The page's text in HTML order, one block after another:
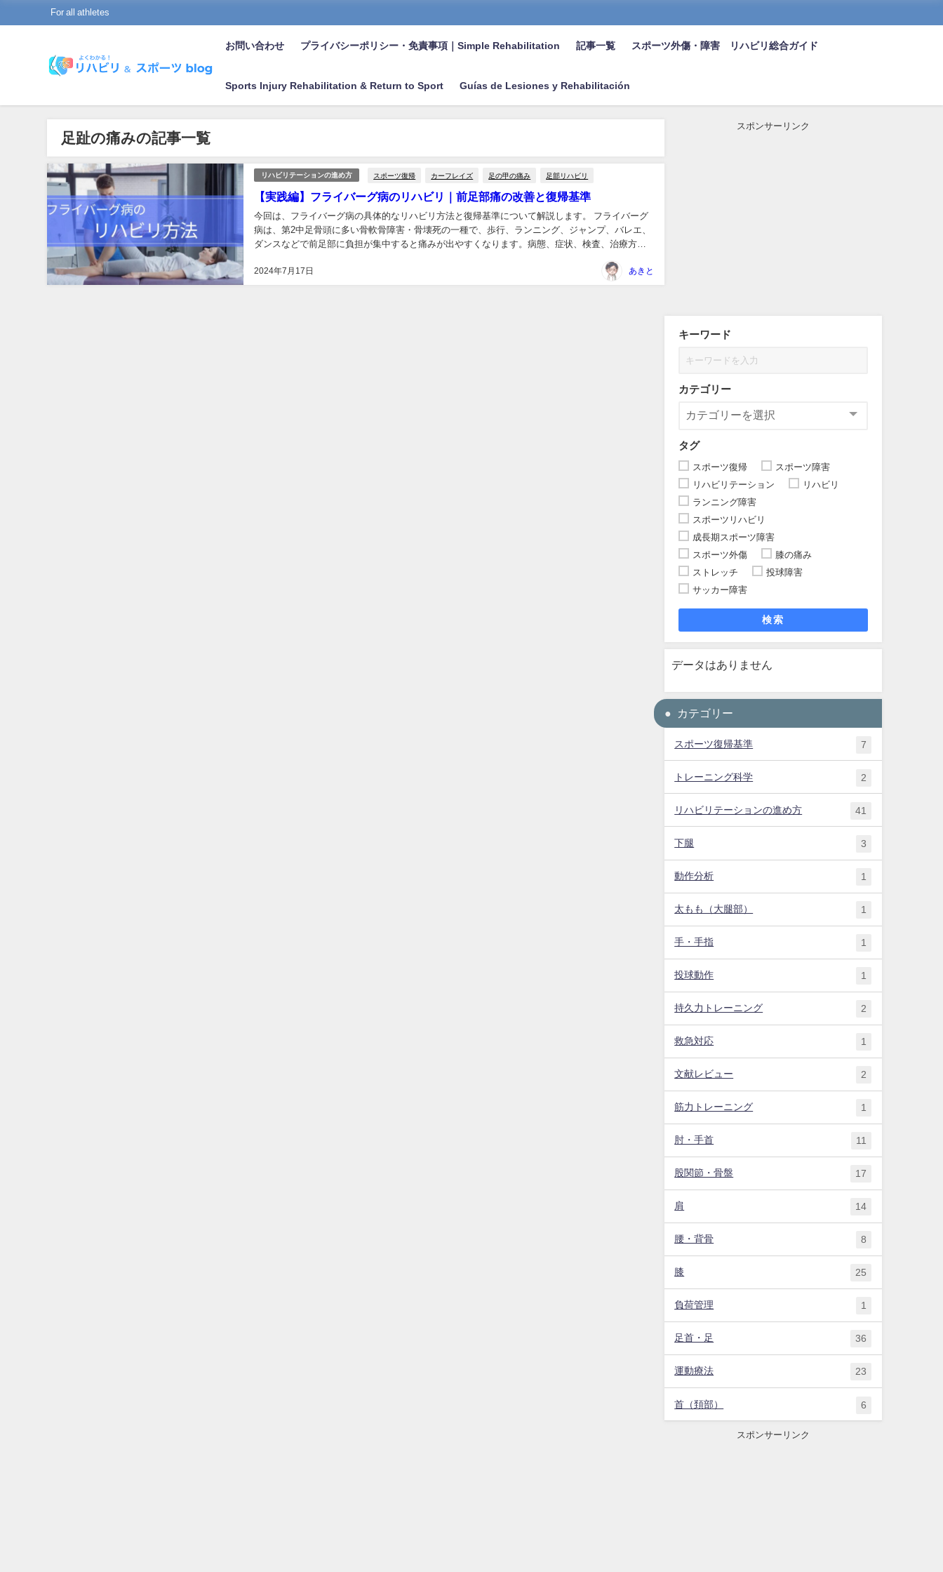
For all athletes
お問い合わせ プライバシーポリシー・免責事項｜Simple Rehabilitation 記事一覧 スポーツ外傷・障害 リハビリ総合ガイド
Sports Injury Rehabilitation & Return to Sport Guías de Lesiones y Rehabilitación
足趾の痛みの記事一覧
リハビリテーションの進め方 スポーツ復帰 カーフレイズ 足の甲の痛み 足部リハビリ
【実践編】フライバーグ病のリハビリ｜前足部痛の改善と復帰基準
2024年7月17日
今回は、フライバーグ病の具体的なリハビリ方法と復帰基準について解説します。 フライバーグ
病は、第2中足骨頭に多い骨軟骨障害・骨壊死の一種で、歩行、ランニング、ジャンプ、バレエ、
ダンスなどで前足部に負担が集中すると痛みが出やすくなります。病態、症状、検査、治療方針
あきと
スポンサーリンク
キーワード
カテゴリー
タグ
スポーツ復帰
スポーツ障害
リハビリテーション
リハビリ
ランニング障害
スポーツリハビリ
成長期スポーツ障害
スポーツ外傷
膝の痛み
ストレッチ
投球障害
サッカー障害
検索
データはありません
カテゴリー
スポーツ復帰基準 7
トレーニング科学 2
リハビリテーションの進め方 41
下腿 3
動作分析 1
太もも（大腿部） 1
手・手指 1
投球動作 1
持久力トレーニング 2
救急対応 1
文献レビュー 2
筋力トレーニング 1
肘・手首 11
股関節・骨盤 17
肩 14
腰・背骨 8
膝 25
負荷管理 1
足首・足 36
運動療法 23
首（頚部） 6
スポンサーリンク